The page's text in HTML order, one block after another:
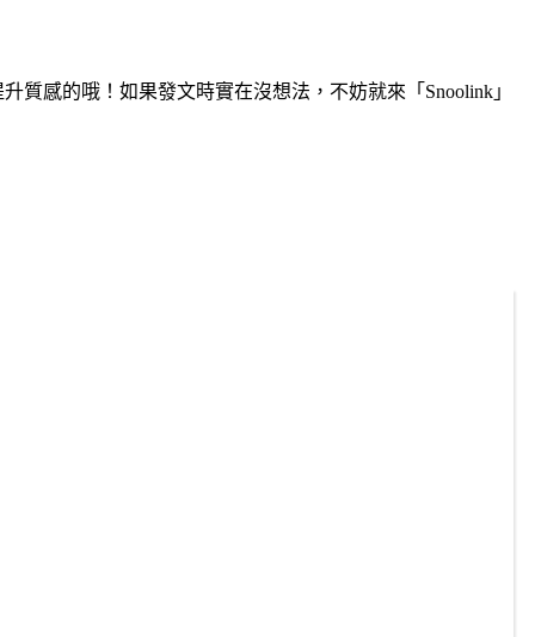
質感的哦！如果發文時實在沒想法，不妨就來「Snoolink」